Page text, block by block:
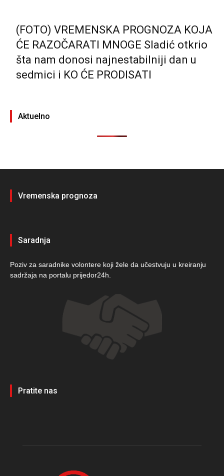
(FOTO) VREMENSKA PROGNOZA KOJA
ĆE RAZOČARATI MNOGE Sladić otkrio
šta nam donosi najnestabilniji dan u
sedmici i KO ĆE PRODISATI
Aktuelno
Vremenska prognoza
Saradnja
Poziv za saradnike volontere koji žele da učestvuju u kreiranju
sadržaja na portalu prijedor24h.
Pratite nas